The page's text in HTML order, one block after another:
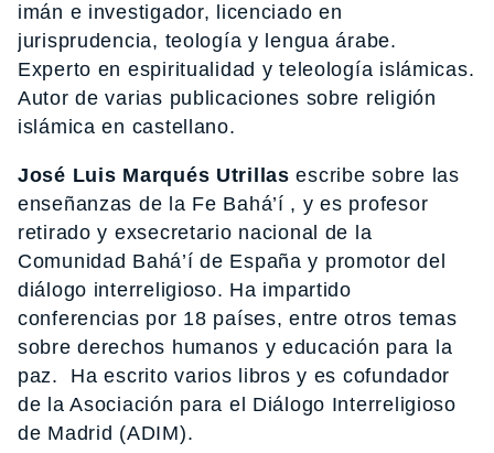
imán e investigador, licenciado en
jurisprudencia, teología y lengua árabe.
Experto en espiritualidad y teleología islámicas.
Autor de varias publicaciones sobre religión
islámica en castellano.
José Luis Marqués Utrillas escribe sobre las
enseñanzas de la Fe Bahá’í , y es profesor
retirado y exsecretario nacional de la
Comunidad Bahá’í de España y promotor del
diálogo interreligioso. Ha impartido
conferencias por 18 países, entre otros temas
sobre derechos humanos y educación para la
paz. Ha escrito varios libros y es cofundador
de la Asociación para el Diálogo Interreligioso
de Madrid (ADIM).